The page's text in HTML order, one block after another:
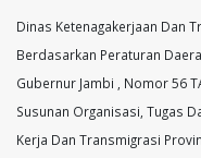
Dinas Ketenagakerjaan Dan
Berdasarkan Peraturan
Gubernur Jambi , Nomor 56
Susunan Organisasi, Tugas
Kerja Dan Transmigrasi